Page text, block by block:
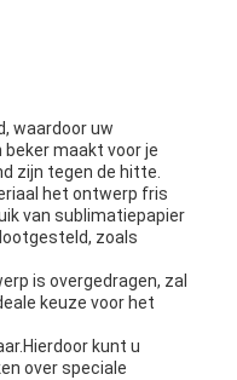
waardoor uw
maakt voor je
zijn tegen de hitte.
het ontwerp fris
van sublimatiepapier
zoals
is overgedragen, zal
keuze voor het
kunt u
over speciale